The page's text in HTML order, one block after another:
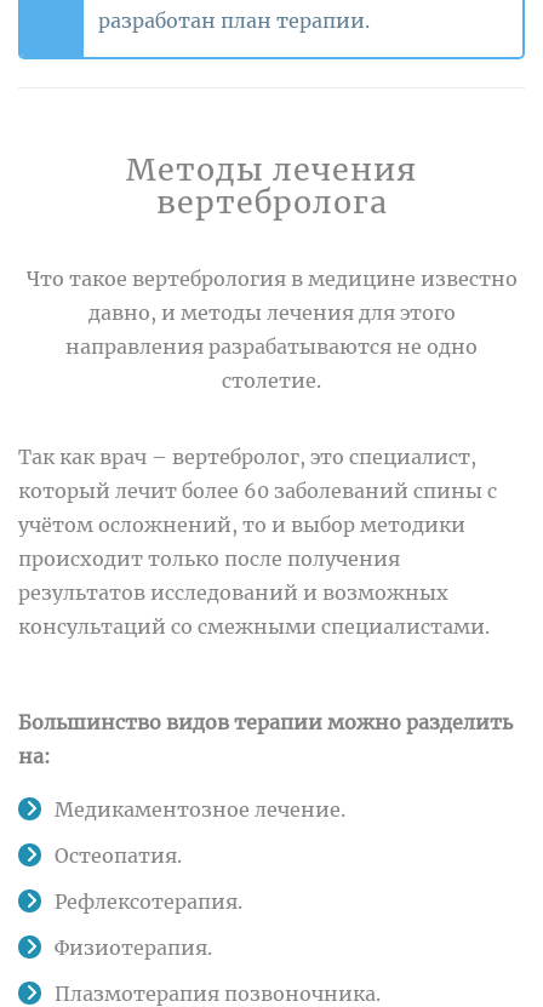
разработан план терапии.
Методы лечения
вертебролога
Что такое вертебрология в медицине известно
давно, и методы лечениядля этого
направления разрабатываются не одно
столетие.
Так как врач – вертебролог, это специалист,
который лечит более 60 заболеваний спины с
учётом осложнений, то и выбор методики
происходит только после получения
результатов исследований и возможных
консультаций со смежными специалистами.
Большинство видов терапии можно разделить
на:
Медикаментозное лечение.
Остеопатия.
Рефлексотерапия.
Физиотерапия.
Плазмотерапия позвоночника.